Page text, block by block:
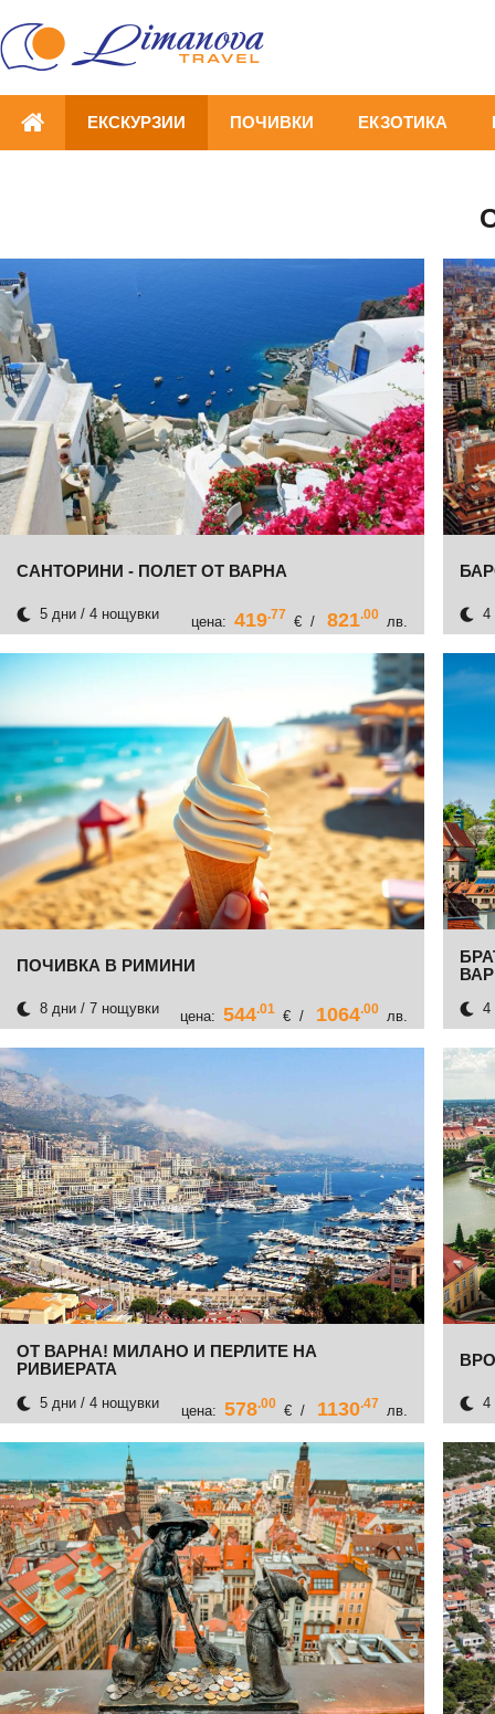
ЕКСКУРЗИИ ПОЧИВКИ ЕКЗОТИКА
САНТОРИНИ - ПОЛЕТ ОТ ВАРНА
5 дни / 4 нощувки цена: 419 .77 € / 821 .00 лв. 4
ПОЧИВКА В РИМИНИ
8 дни / 7 нощувки цена: 544 .01 € / 1064 .00 лв. 4
ОТ ВАРНА! МИЛАНО И ПЕРЛИТЕ НА
РИВИЕРАТА
5 дни / 4 нощувки цена: 578 .00 € / 1130 .47 лв. 4